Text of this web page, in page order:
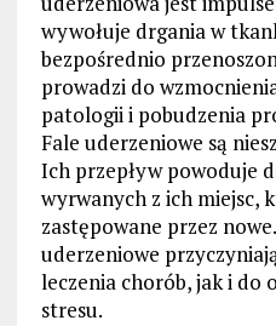
wywołuje drgania w
bezpośrednio
prowadzi do
patologii i pobudzenia
Fale uderzeniowe są
Ich przepływ powoduje
wyrwanych z ich miejsc,
zastępowane przez
uderzeniowe
leczenia chorób, jak i do
stresu.